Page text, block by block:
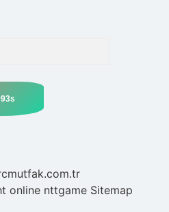
online nttgame Sitemap